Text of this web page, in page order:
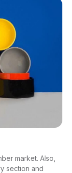
market. Also,
section and